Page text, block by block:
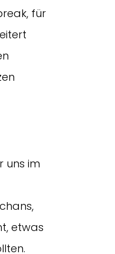
für
uns im
etwas